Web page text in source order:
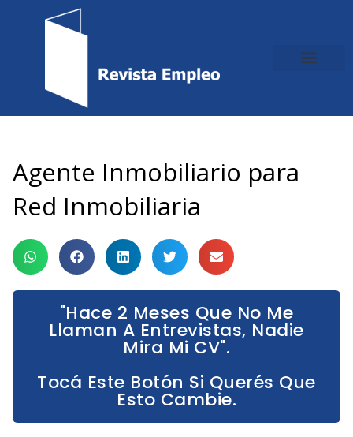
Agente Inmobiliario para
Red Inmobiliaria
"Hace 2 Meses Que No Me
Llaman A Entrevistas, Nadie
Mira Mi CV".
Tocá Este Botón Si Querés Que
Esto Cambie.